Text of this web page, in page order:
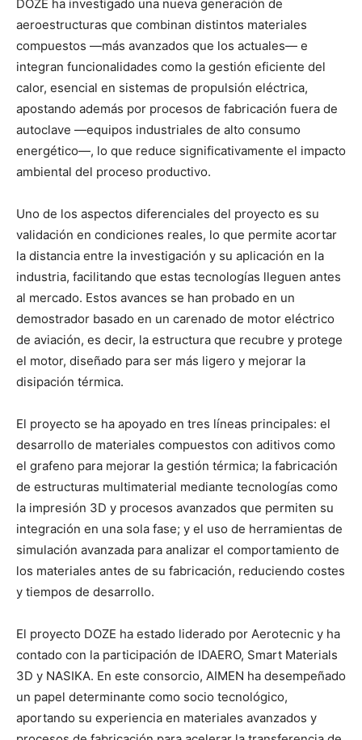
DOZE ha investigado una nueva generación de
aeroestructuras que combinan distintos materiales
compuestos —más avanzados que los actuales— e
integran funcionalidades como la gestión eficiente del
calor, esencial en sistemas de propulsión eléctrica,
apostando además por procesos de fabricación fuera de
autoclave —equipos industriales de alto consumo
energético—, lo que reduce significativamente el impacto
ambiental del proceso productivo.
Uno de los aspectos diferenciales del proyecto es su
validación en condiciones reales, lo que permite acortar
la distancia entre la investigación y su aplicación en la
industria, facilitando que estas tecnologías lleguen antes
al mercado. Estos avances se han probado en un
demostrador basado en un carenado de motor eléctrico
de aviación, es decir, la estructura que recubre y protege
el motor, diseñado para ser más ligero y mejorar la
disipación térmica.
El proyecto se ha apoyado en tres líneas principales: el
desarrollo de materiales compuestos con aditivos como
el grafeno para mejorar la gestión térmica; la fabricación
de estructuras multimaterial mediante tecnologías como
la impresión 3D y procesos avanzados que permiten su
integración en una sola fase; y el uso de herramientas de
simulación avanzada para analizar el comportamiento de
los materiales antes de su fabricación, reduciendo costes
y tiempos de desarrollo.
El proyecto DOZE ha estado liderado por Aerotecnic y ha
contado con la participación de IDAERO, Smart Materials
3D y NASIKA. En este consorcio, AIMEN ha desempeñado
un papel determinante como socio tecnológico,
aportando su experiencia en materiales avanzados y